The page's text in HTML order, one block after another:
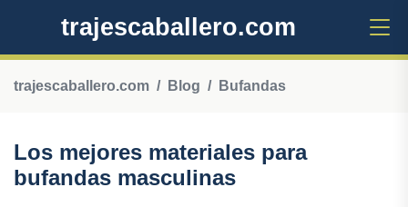
trajescaballero.com
trajescaballero.com Blog Bufandas
Los mejores materiales para
bufandas masculinas